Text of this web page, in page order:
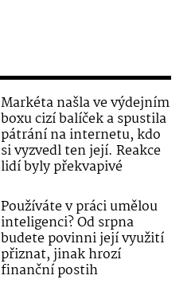
Markéta našla ve výdejním
boxu cizí balíček a spustila
pátrání na internetu, kdo
si vyzvedl ten její. Reakce
lidí byly překvapivé
Používáte v práci umělou
inteligenci? Od srpna
budete povinni její využití
přiznat, jinak hrozí
finanční postih